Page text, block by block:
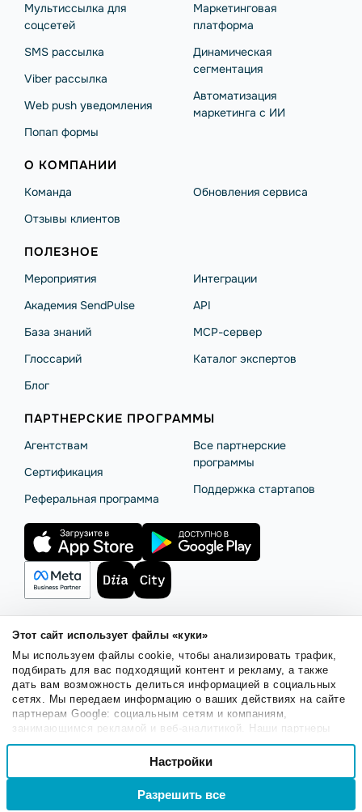
Этот сайт использует файлы «куки»
Мы используем файлы cookie, чтобы анализировать трафик,
подбирать для вас подходящий контент и рекламу, а также
дать вам возможность делиться информацией в социальных
сетях. Мы передаем информацию о ваших действиях на сайте
партнерам Google: социальным сетям и компаниям,
занимающимся рекламой и веб-аналитикой. Наши партнеры
могут комбинировать эти сведения с предоставленной вами
информацией, а также данными, которые они получили при
использовании вами их сервисов.
Выбор
Настройки
Разрешить все
Мультиссылка для
соцсетей
SMS рассылка
Viber рассылка
Web push уведомления
Попап формы
Маркетинговая
платформа
Динамическая
сегментация
Автоматизация
маркетинга с ИИ
О КОМПАНИИ
Команда
Отзывы клиентов
Обновления сервиса
ПОЛЕЗНОЕ
Мероприятия
Академия SendPulse
База знаний
Глоссарий
Блог
Интеграции
API
MCP-сервер
Каталог экспертов
ПАРТНЕРСКИЕ ПРОГРАММЫ
Агентствам
Сертификация
Реферальная программа
Все партнерские
программы
Поддержка стартапов
Правила использованияБезопасность SendPulse
Политика конфиденциальности Политика Cookies
© 2015 - 2026. ООО «СендПульс». Все права защищены.
Русский